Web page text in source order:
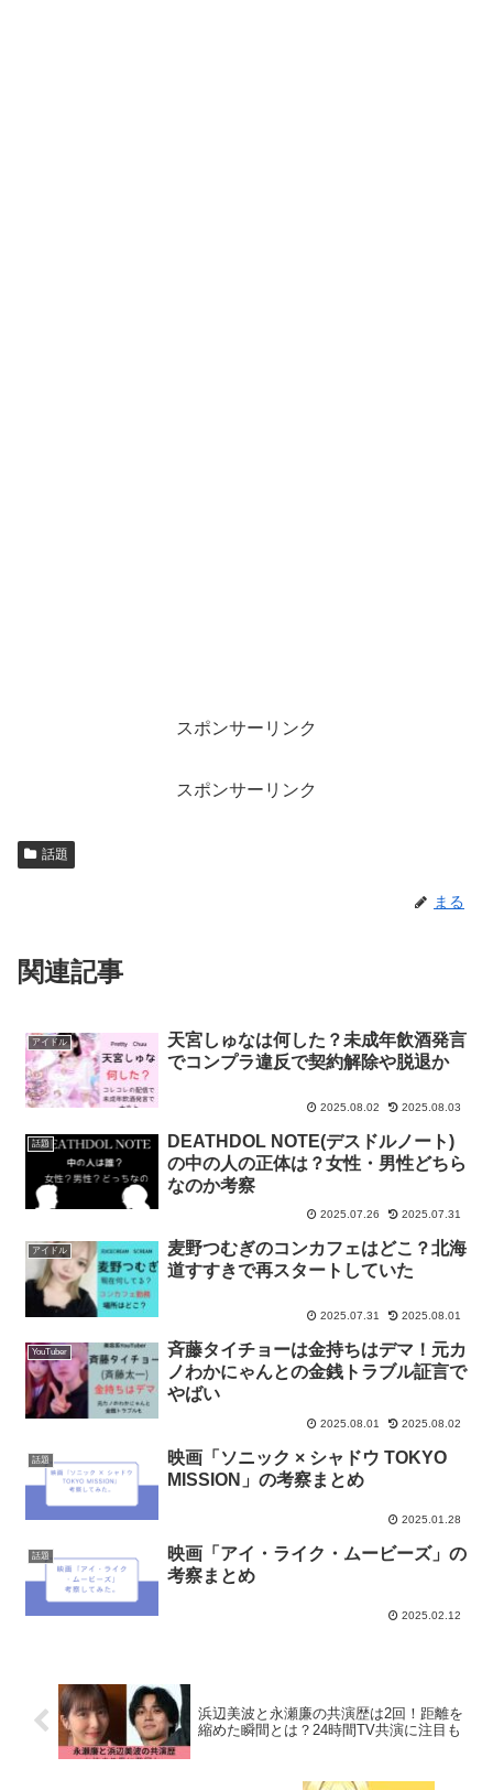
スポンサーリンク
スポンサーリンク
話題
まる
関連記事
アイドル
天宮しゅなは何した？未成年飲酒発言
でコンプラ違反で契約解除や脱退か
2025.08.02 2025.08.03
話題
DEATHDOL NOTE(デスドルノート)
の中の人の正体は？女性・男性どちら
なのか考察
2025.07.26 2025.07.31
アイドル
麦野つむぎのコンカフェはどこ？北海
道すすきで再スタートしていた
2025.07.31 2025.08.01
YouTuber
斉藤タイチョーは金持ちはデマ！元カ
ノわかにゃんとの金銭トラブル証言で
やばい
2025.08.01 2025.08.02
話題
映画「ソニック × シャドウ TOKYO
MISSION」の考察まとめ
2025.01.28
話題
映画「アイ・ライク・ムービーズ」の
考察まとめ
2025.02.12
浜辺美波と永瀬廉の共演歴は2回！距離を
縮めた瞬間とは？24時間TV共演に注目も